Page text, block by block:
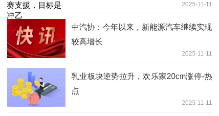
2025-11-11
中汽协：今年以来，新能源汽车继续实现
较高增长
2025-11-11
乳业板块逆势拉升，欢乐家20cm涨停-热
点
2025-11-11